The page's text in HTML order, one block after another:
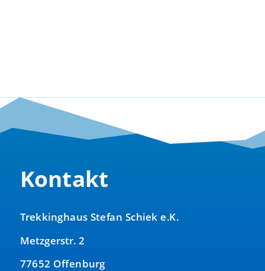
Kontakt
Trekkinghaus Stefan Schiek e.K.
Metzgerstr. 2
77652 Offenburg